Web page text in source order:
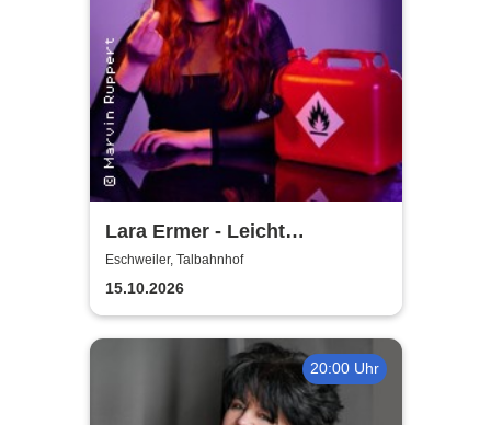
Lara Ermer - Leicht
entflammbar
Eschweiler, Talbahnhof
15.10.2026
20:00 Uhr